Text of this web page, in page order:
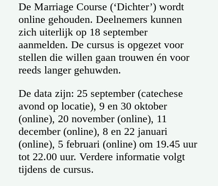
De Marriage Course (‘Dichter’) wordt
online gehouden. Deelnemers kunnen
zich uiterlijk op 18 september
aanmelden. De cursus is opgezet voor
stellen die willen gaan trouwen én voor
reeds langer gehuwden.
De data zijn: 25 september (catechese
avond op locatie), 9 en 30 oktober
(online), 20 november (online), 11
december (online), 8 en 22 januari
(online), 5 februari (online) om 19.45 uur
tot 22.00 uur. Verdere informatie volgt
tijdens de cursus.